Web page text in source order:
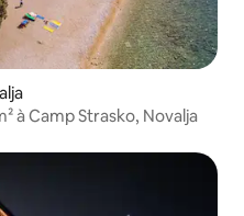
à Camp Strasko, Novalja